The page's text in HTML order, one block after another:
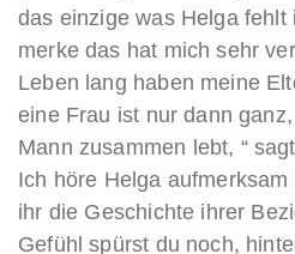
das einzige was Helga fehlt
merke das hat mich sehr
Leben lang haben meine
eine Frau ist nur dann
Mann zusammen lebt, “
Ich höre Helga
ihr die Geschichte ihrer
Gefühl spürst du noch,